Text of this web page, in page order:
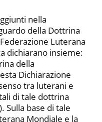
nella
della Dottrina
Luterana
dichiarano insieme:
della
Dichiarazione
tra luterani e
di tale dottrina
Sulla base di tale
Mondiale e la